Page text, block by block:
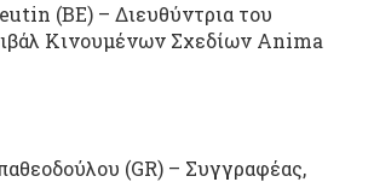
(BE) – Διευθύντρια του
Κινουμένων Σχεδίων Anima
(GR) – Συγγραφέας,